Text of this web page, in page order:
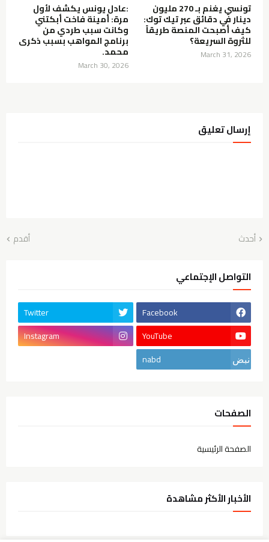
تونسي يغنم بـ 270 مليون
دينار في دقائق عبر تيك توك:
كيف أصبحت المنصة طريقاً
للثروة السريعة؟
March 31, 2026
:عادل يونس يكشف لأول
مرة: أمينة فاخت أبكتني
وكانت سبب طردي من
برنامج المواهب بسبب ذكرى
محمد.
March 30, 2026
إرسال تعليق
أحدث أقدم
التواصل الإجتماعي
Facebook
Twitter
YouTube
Instagram
nabd
الصفحات
الصفحة الرئيسية
الأخبار الأكثر مشاهدة